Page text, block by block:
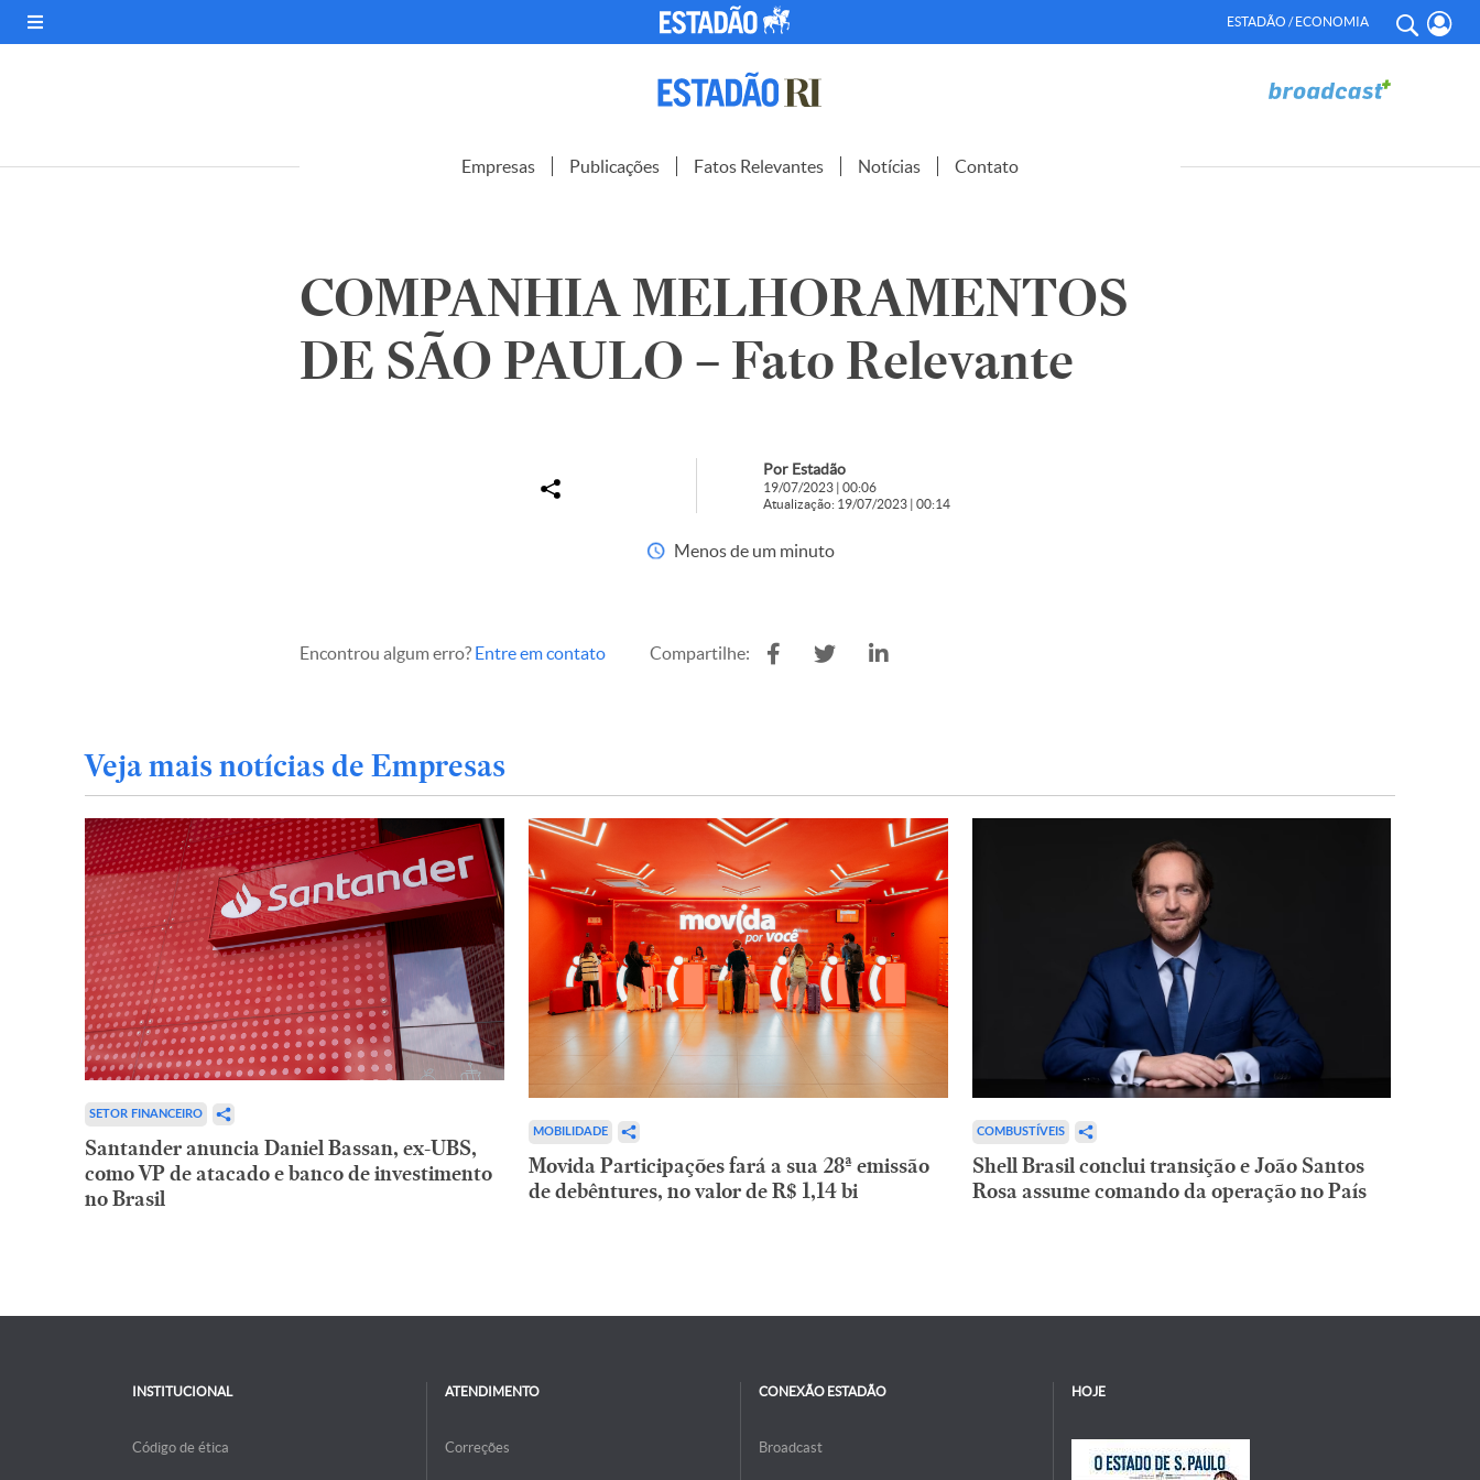
ESTADÃO / ECONOMIA
Empresas Publicações Fatos Relevantes Notícias Contato
COMPANHIA MELHORAMENTOS
DE SÃO PAULO – Fato Relevante
Por Estadão
19/07/2023 | 00:06
Atualização: 19/07/2023 | 00:14
Menos de um minuto
Encontrou algum erro? Entre em contato Compartilhe:
Veja mais notícias de Empresas
SETOR FINANCEIRO
Santander anuncia Daniel Bassan, ex-UBS,
como VP de atacado e banco de investimento
no Brasil
MOBILIDADE
Movida Participações fará a sua 28ª emissão
de debêntures, no valor de R$ 1,14 bi
COMBUSTÍVEIS
Shell Brasil conclui transição e João Santos
Rosa assume comando da operação no País
INSTITUCIONAL
Código de ética
ATENDIMENTO
Correções
CONEXÃO ESTADÃO
Broadcast
HOJE